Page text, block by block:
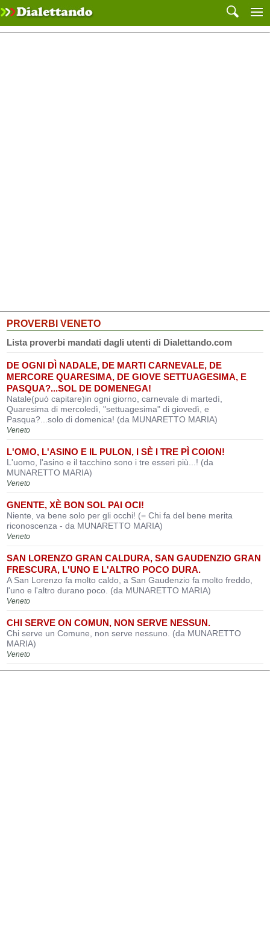
PROVERBI VENETO
Lista proverbi mandati dagli utenti di Dialettando.com
DE OGNI DÌ NADALE, DE MARTI CARNEVALE, DE
MERCORE QUARESIMA, DE GIOVE SETTUAGESIMA, E
PASQUA?...SOL DE DOMENEGA!
Natale(può capitare)in ogni giorno, carnevale di martedì,
Quaresima di mercoledì, "settuagesima" di giovedì, e
Pasqua?...solo di domenica! (da MUNARETTO MARIA)
Veneto
L'OMO, L'ASINO E IL PULON, I SÈ I TRE PÌ COION!
L'uomo, l'asino e il tacchino sono i tre esseri più...! (da
MUNARETTO MARIA)
Veneto
GNENTE, XÈ BON SOL PAI OCI!
Niente, va bene solo per gli occhi! (= Chi fa del bene merita
riconoscenza - da MUNARETTO MARIA)
Veneto
SAN LORENZO GRAN CALDURA, SAN GAUDENZIO GRAN
FRESCURA, L'UNO E L'ALTRO POCO DURA.
A San Lorenzo fa molto caldo, a San Gaudenzio fa molto freddo,
l'uno e l'altro durano poco. (da MUNARETTO MARIA)
Veneto
CHI SERVE ON COMUN, NON SERVE NESSUN.
Chi serve un Comune, non serve nessuno. (da MUNARETTO
MARIA)
Veneto